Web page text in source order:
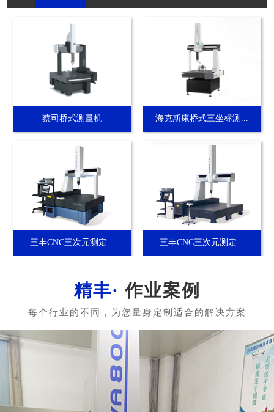
蔡司桥式测量机 海克斯康桥式三坐标测...
三丰CNC三次元测定... 三丰CNC三次元测定...
作业案例